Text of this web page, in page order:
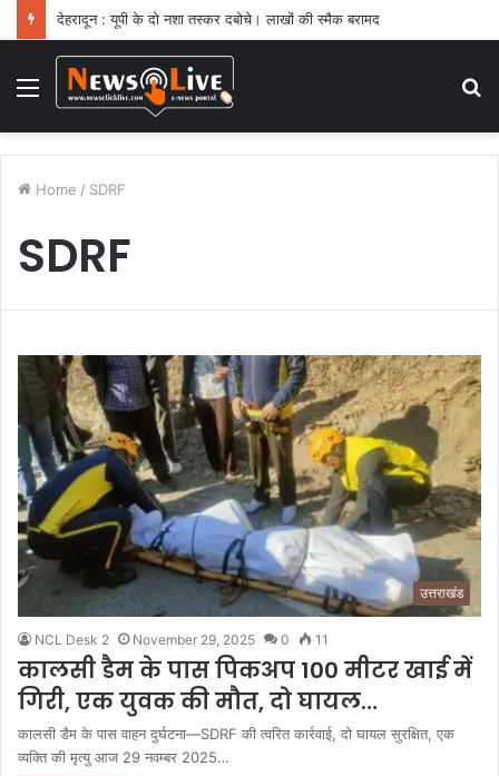
देहरादून : यूपी के दो नशा तस्कर दबोचे। लाखों की स्मैक बरामद
Menu
Home / SDRF
SDRF
उत्तराखंड
NCL Desk 2 November 29, 2025 0 11
कालसी डैम के पास पिकअप 100 मीटर खाई में
गिरी, एक युवक की मौत, दो घायल…
कालसी डैम के पास वाहन दुर्घटना—SDRF की त्वरित कार्रवाई, दो घायल सुरक्षित, एक
व्यक्ति की मृत्यु आज 29 नवम्बर 2025…